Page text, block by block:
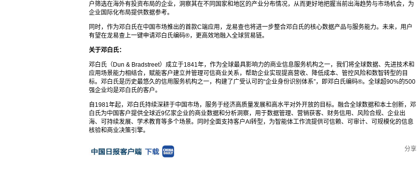
户筛选在海外有投资布局的企业，洞察其在不同国家和地区的产业分布情况，从而更好地把握当前出海趋势与市场机会，为
企业国际化布局提供数据参考。
同时，作为邓白氏在中国市场推出的首款C端应用，龙易查也将进一步整合邓白氏的核心数据产品与服务能力。未来，用户
有望在龙易查上一键申请邓白氏编码®，更高效地融入全球贸易链。
关于邓白氏：
邓白氏（Dun & Bradstreet）成立于1841年，作为全球最具影响力的商业信息服务机构之一，我们将全球数据、先进技术和
应用场景能力相结合，赋能客户建立并管理可信商业关系，帮助企业实现提高营收、降低成本、管控风险和数智转型的目
标。邓白氏是历史最悠久的信用服务机构之一，构建了广受认可的“企业身份识别体系”，即邓白氏编码®。全球超90%的500
强企业均是邓白氏的客户。
自1981年起，邓白氏持续深耕于中国市场，服务于经济高质量发展和高水平对外开放的目标。融合全球数据和本土创新，邓
白氏为中国客户提供全球近9亿家企业的商业数据和分析洞察，用于数据管理、营销获客、财务信用、风险合规、企业出
海、可持续发展、学术教育等多个场景。同时全面支持客户AI转型，为智能体工作流提供可信赖、可审计、可规模化的信息
核验和商业决策引擎。
分享